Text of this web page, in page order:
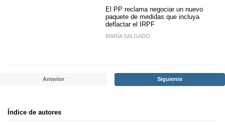
El PP reclama negociar un nuevo
paquete de medidas que incluya
deflactar el IRPF
MARÍA SALGADO
Anterior Siguiente
Índice de autores